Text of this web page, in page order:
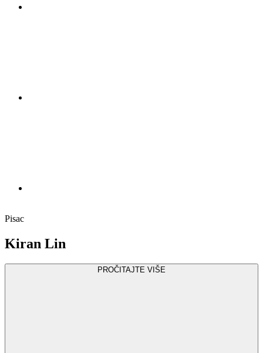
Pisac
Kiran Lin
PROČITAJTE VIŠE